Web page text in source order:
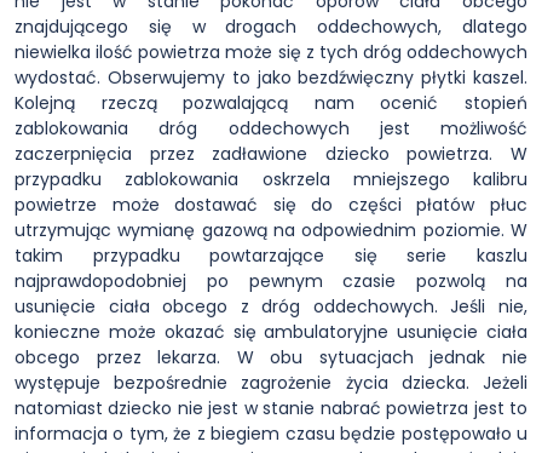
znajdującego się w drogach oddechowych, dlatego
niewielka ilość powietrza może się z tych dróg oddechowych
wydostać. Obserwujemy to jako bezdźwięczny płytki kaszel.
Kolejną rzeczą pozwalającą nam ocenić stopień
zablokowania dróg oddechowych jest możliwość
zaczerpnięcia przez zadławione dziecko powietrza. W
przypadku zablokowania oskrzela mniejszego kalibru
powietrze może dostawać się do części płatów płuc
utrzymując wymianę gazową na odpowiednim poziomie. W
takim przypadku powtarzające się serie kaszlu
najprawdopodobniej po pewnym czasie pozwolą na
usunięcie ciała obcego z dróg oddechowych. Jeśli nie,
konieczne może okazać się ambulatoryjne usunięcie ciała
obcego przez lekarza. W obu sytuacjach jednak nie
występuje bezpośrednie zagrożenie życia dziecka. Jeżeli
natomiast dziecko nie jest w stanie nabrać powietrza jest to
informacja o tym, że z biegiem czasu będzie postępowało u